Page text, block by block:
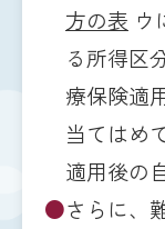
方の表 ウ
る所得区
療保険適
当てはめ
適用後の
●さらに、